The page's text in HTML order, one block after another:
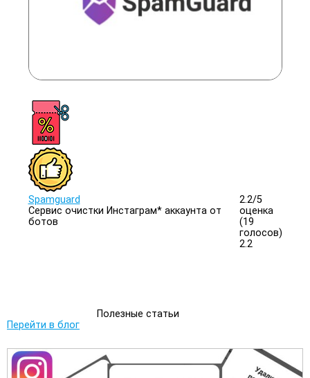
Spamguard
Сервис очистки Инстаграм* аккаунта от
ботов
2.2/5
оценка
(19
голосов)
2.2
Полезные статьи
Перейти в блог